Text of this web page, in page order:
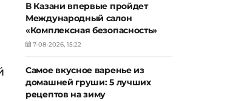
В Казани впервые пройдет
Международный салон
«Комплексная безопасность»
7-08-2026, 15:22
Самое вкусное варенье из
домашней груши: 5 лучших
рецептов на зиму